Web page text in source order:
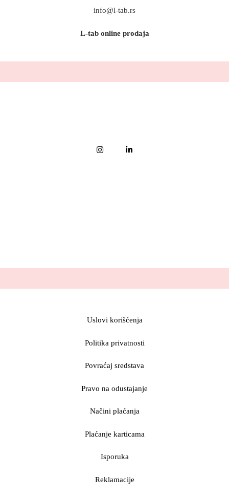
info@l-tab.rs
L-tab online prodaja
Uslovi korišćenja
Politika privatnosti
Povraćaj sredstava
Pravo na odustajanje
Načini plaćanja
Plaćanje karticama
Isporuka
Reklamacije